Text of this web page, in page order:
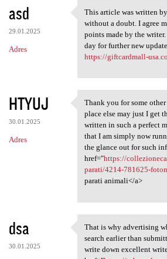
asd
29.01.2025
Adres
This article was
This article was written
without a doubt. I agree
points made by the
day for further new
https://giftcardmall-
HTYUJ
30.01.2025
Adres
Thank you for
Thank you for some
place else may just I get
written in such a perfect
that I am simply now
the glance out for such
href="https://
parati/4214-781625-
parati animali</a>
dsa
30.01.2025
That is why
That is why advertising
search earlier than
write down excellent